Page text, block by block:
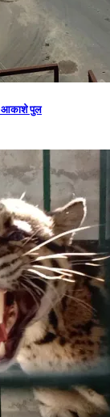
आकाशे पुल